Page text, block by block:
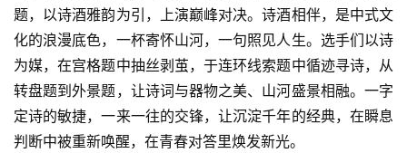
题，以诗酒雅韵为引，上演巅峰对决。诗酒相伴，是中式文
化的浪漫底色，一杯寄怀山河，一句照见人生。选手们以诗
为媒，在宫格题中抽丝剥茧，于连环线索题中循迹寻诗，从
转盘题到外景题，让诗词与器物之美、山河盛景相融。一字
定诗的敏捷，一来一往的交锋，让沉淀千年的经典，在瞬息
判断中被重新唤醒，在青春对答里焕发新光。